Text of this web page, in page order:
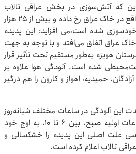
که آتش‌سوزی در بخش عراقی تالاب
هورالعظیم، در محدوده‌ای واقع در خاک عراق رخ داده و بیش از ۲۵ هزار
شده است،می افزاید: این پدیده
عراق اتفاق می‌افتد و با توجه به جهت
هویزه به‌طور مستقیم تحت تأثیر قرار
شده است. آلودگی هوا علاوه بر
حمیدیه، اهواز و کارون را هم درگیر
این آلودگی در ساعات مختلف شبانه‌روز
متغیر است و معمولاً در ساعات اولیه صبح، بین ۶ تا ۱۰، به اوج خود
علت اصلی این پدیده را خشکسالی و
تالاب اعلام کرده است.